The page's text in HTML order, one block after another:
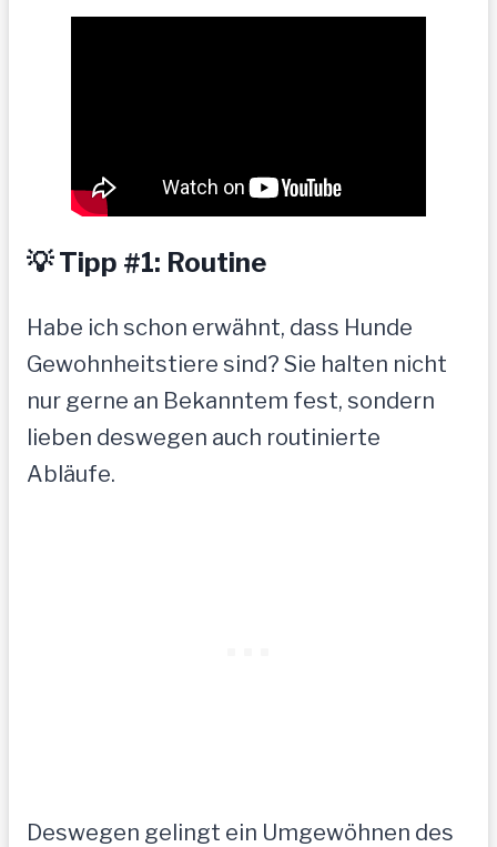
💡 Tipp #1: Routine
Habe ich schon erwähnt, dass Hunde
Gewohnheitstiere sind? Sie halten nicht
nur gerne an Bekanntem fest, sondern
lieben deswegen auch routinierte
Abläufe.
Deswegen gelingt ein Umgewöhnen des